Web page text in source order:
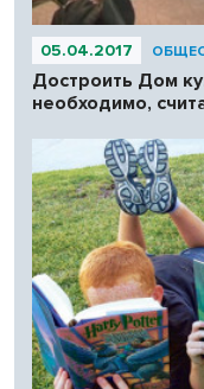
05.04.2017
Достроить Дом
необходимо,